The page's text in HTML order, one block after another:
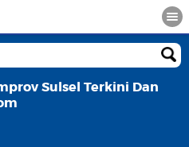
Sulsel Terkini Dan